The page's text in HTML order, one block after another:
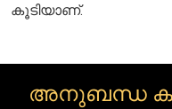
കൂടിയാണ്.
അനുബന്ധ